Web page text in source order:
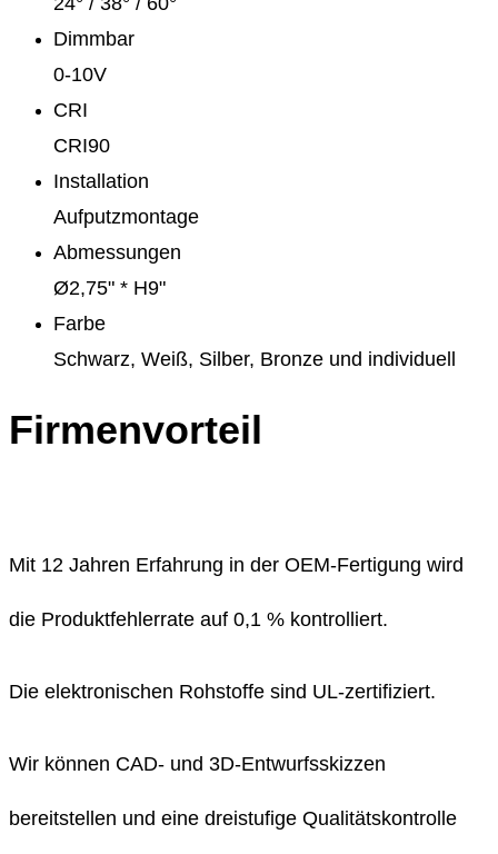
Dimmbar
0-10V
CRI
CRI90
Installation
Aufputzmontage
Abmessungen
Ø2,75" * H9"
Farbe
Schwarz, Weiß, Silber, Bronze und individuell
Firmenvorteil
Mit 12 Jahren Erfahrung in der OEM-Fertigung wird
die Produktfehlerrate auf 0,1 % kontrolliert.
Die elektronischen Rohstoffe sind UL-zertifiziert.
Wir können CAD- und 3D-Entwurfsskizzen
bereitstellen und eine dreistufige Qualitätskontrolle